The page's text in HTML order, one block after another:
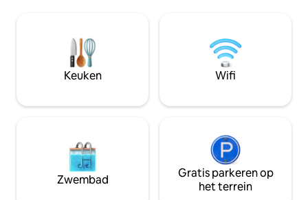
restaurants en
avond. Dichtbij Westfield.
toegang tot de
Coast of Gold
Keuken Wifi
Zwembad
Gratis parkeren op
het terrein